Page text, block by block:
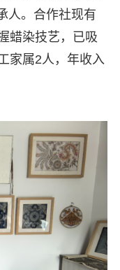
人。合作社现有
蜡染技艺，已吸
家属2人，年收入